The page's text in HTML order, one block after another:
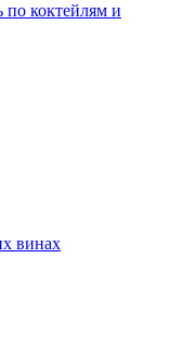
по коктейлям и
винах